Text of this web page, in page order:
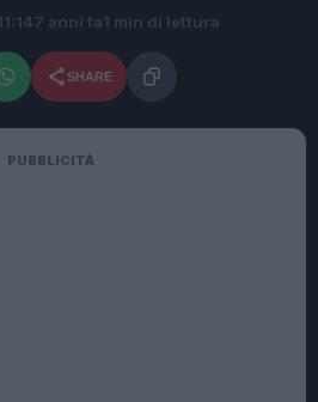
7 anni fa 1 min di lettura
SHARE
PUBBLICITÀ